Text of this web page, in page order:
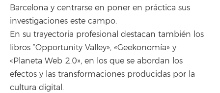
Barcelona y centrarse en poner en práctica sus
investigaciones este campo.
En su trayectoria profesional destacan también los
libros “Opportunity Valley», «Geekonomía» y
«Planeta Web 2.0», en los que se abordan los
efectos y las transformaciones producidas por la
cultura digital.